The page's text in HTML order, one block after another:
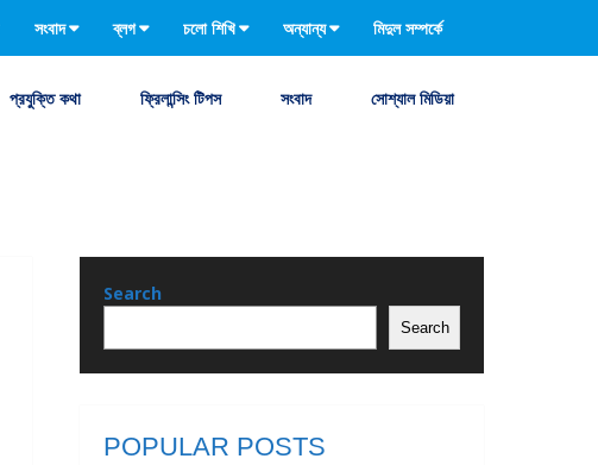
সংবাদ ব্লগ চলো শিখি অন্যান্য মিদুল সম্পর্কে
প্রযুক্তি কথা ফ্রিলান্সিং টিপস সংবাদ সোশ্যাল মিডিয়া
Search
Search
POPULAR POSTS